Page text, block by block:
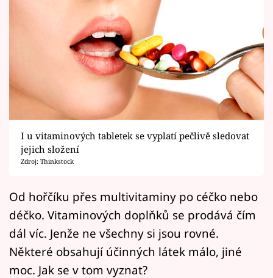
Horoskopy
Sledujte prima+
Filmový festival Karlovy Vary
Pořady
Přihlášení
Sledujte nás
I u vitaminových tabletek se vyplatí pečlivě sledovat
jejich složení
Zdroj: Thinkstock
Od hořčíku přes multivitaminy po céčko nebo
déčko. Vitaminových doplňků se prodává čím
dál víc. Jenže ne všechny si jsou rovné.
Některé obsahují účinných látek málo, jiné
moc. Jak se v tom vyznat?